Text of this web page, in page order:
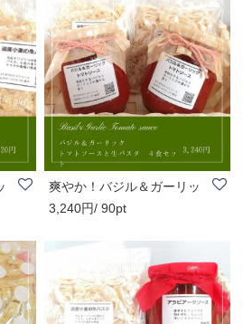
爽やか！バジル＆ガーリッ
クトマトソース..
3,240円/ 90pt